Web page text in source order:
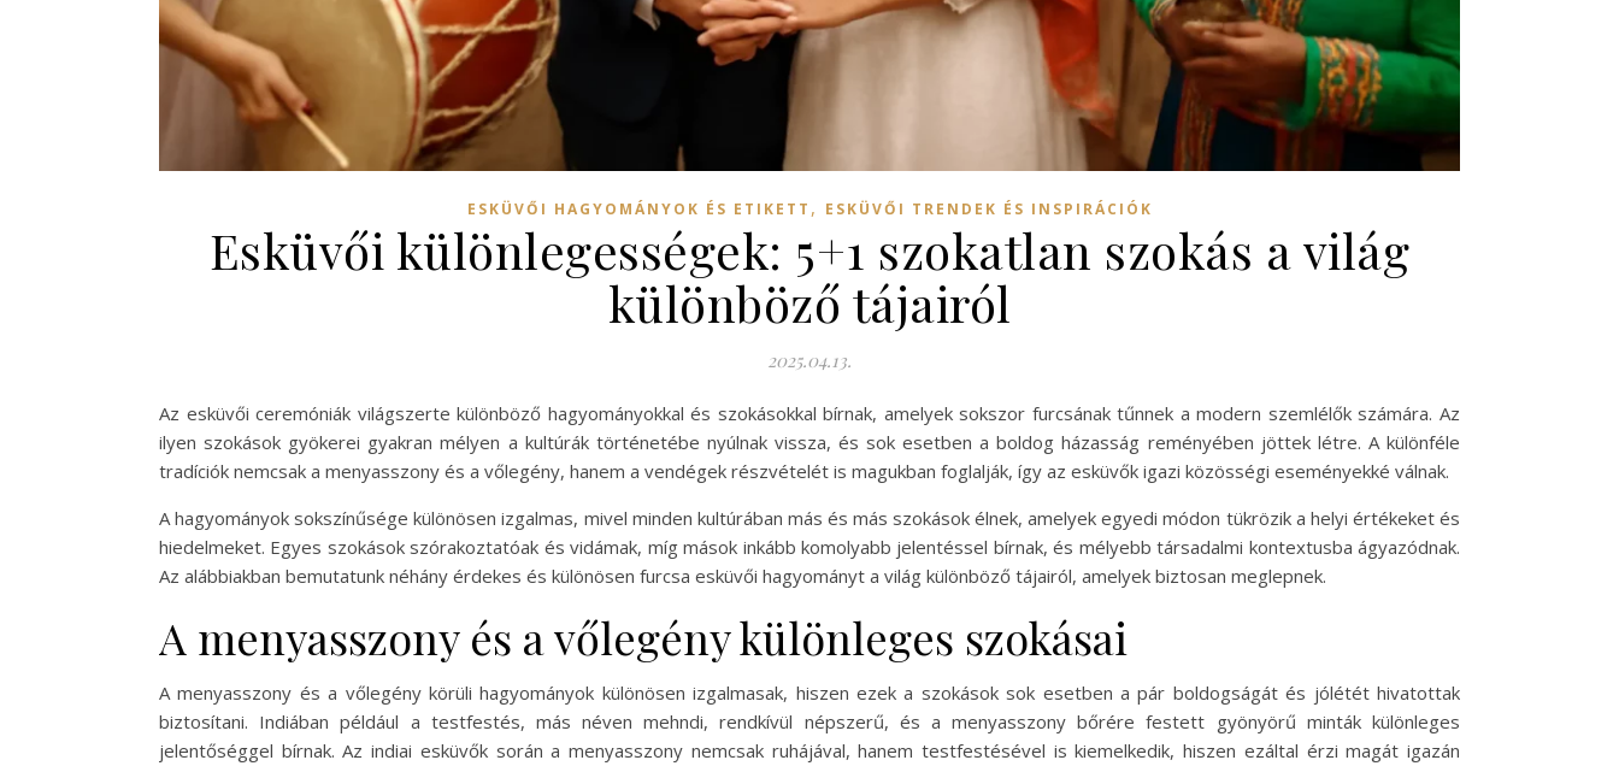
ESKÜVŐI HAGYOMÁNYOK ÉS ETIKETT , ESKÜVŐI TRENDEK ÉS INSPIRÁCIÓK
Esküvői különlegességek: 5+1 szokatlan szokás a világ
különböző tájairól
2025.04.13.
Az esküvői ceremóniák világszerte különböző hagyományokkal és szokásokkal bírnak, amelyek sokszor furcsának tűnnek a modern szemlélők számára. Az
ilyen szokások gyökerei gyakran mélyen a kultúrák történetébe nyúlnak vissza, és sok esetben a boldog házasság reményében jöttek létre. A különféle
tradíciók nemcsak a menyasszony és a vőlegény, hanem a vendégek részvételét is magukban foglalják, így az esküvők igazi közösségi eseményekké válnak.
A hagyományok sokszínűsége különösen izgalmas, mivel minden kultúrában más és más szokások élnek, amelyek egyedi módon tükrözik a helyi értékeket és
hiedelmeket. Egyes szokások szórakoztatóak és vidámak, míg mások inkább komolyabb jelentéssel bírnak, és mélyebb társadalmi kontextusba ágyazódnak.
Az alábbiakban bemutatunk néhány érdekes és különösen furcsa esküvői hagyományt a világ különböző tájairól, amelyek biztosan meglepnek.
A menyasszony és a vőlegény különleges szokásai
A menyasszony és a vőlegény körüli hagyományok különösen izgalmasak, hiszen ezek a szokások sok esetben a pár boldogságát és jólétét hivatottak
biztosítani. Indiában például a testfestés, más néven mehndi, rendkívül népszerű, és a menyasszony bőrére festett gyönyörű minták különleges
jelentőséggel bírnak. Az indiai esküvők során a menyasszony nemcsak ruhájával, hanem testfestésével is kiemelkedik, hiszen ezáltal érzi magát igazán